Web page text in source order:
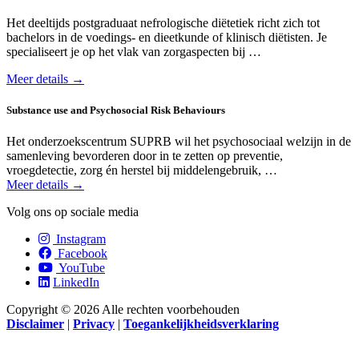
Het deeltijds postgraduaat nefrologische diëtetiek richt zich tot
bachelors in de voedings- en dieetkunde of klinisch diëtisten. Je
specialiseert je op het vlak van zorg­aspecten bij …
Meer details →
Substance use and Psychosocial Risk Behaviours
Het onderzoekscentrum SUPRB wil het psycho­sociaal welzijn in de
samenleving bevorderen door in te zetten op preventie,
vroegdetectie, zorg én herstel bij middelengebruik, …
Meer details →
Volg ons op sociale media
Instagram
Facebook
YouTube
LinkedIn
Copyright © 2026 Alle rechten voorbehouden
Disclaimer | Privacy | Toegankelijkheidsverklaring